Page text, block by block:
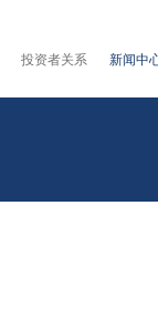
投资者关系 新闻中